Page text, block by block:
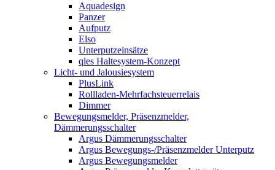
Aquadesign
Panzer
Aufputz
Elso
Unterputzeinsätze
qles Haltesystem-Konzept
Licht- und Jalousiesystem
PlusLink
Rollladen-Mehrfachsteuerrelais
Dimmer
Bewegungsmelder, Präsenzmelder,
Dämmerungsschalter
Argus Dämmerungsschalter
Argus Bewegungs-/Präsenzmelder Unterputz
Argus Bewegungsmelder